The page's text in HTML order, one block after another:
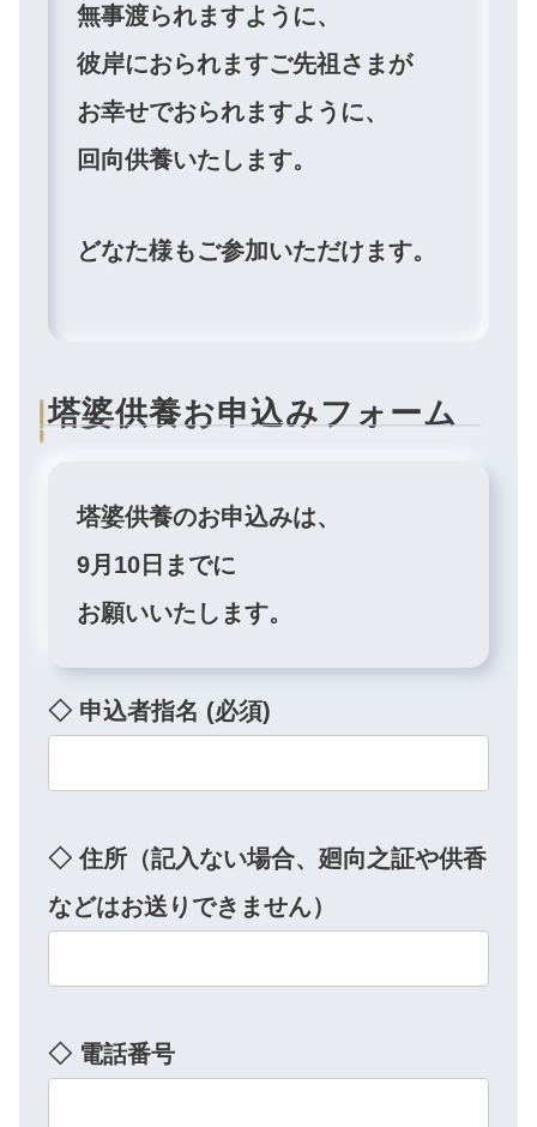
無事渡られますように、
彼岸におられますご先祖さまが
お幸せでおられますように、
回向供養いたします。
どなた様もご参加いただけます。
塔婆供養お申込みフォーム
塔婆供養のお申込みは、
9月10日までに
お願いいたします。
◇ 申込者指名 (必須)
◇ 住所（記入ない場合、廻向之証や供香
などはお送りできません）
◇ 電話番号